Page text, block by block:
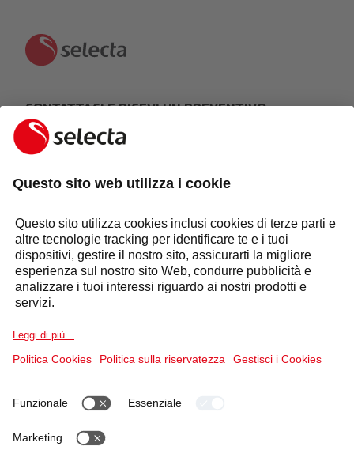
CONTATTACI E RICEVI UN PREVENTIVO
GRATUITO:
FARE UNA RICHIESTA
Risposta entro 24 ore
Settori
Selecta Group
Servizi